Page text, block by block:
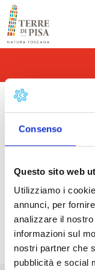
Consenso
Questo sito web
Utilizziamo i
annunci, per
analizzare il
informazioni sul
nostri partner che
pubblicità e social
Skip to content
Marenia
Prossimi
"Marenia" :
- 08/08/2026